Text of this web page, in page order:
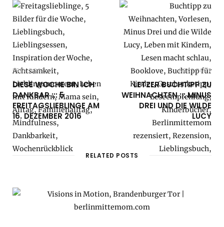
PREV POST
DIESE WOCHE BIN ICH
DANKBAR ::: 5
FREITAGSLIEBLINGE AM
16. DEZEMBER 2016
NEXT POST
LETZER BUCHTIPP ZU
WEIHNACHTEN ::: MINUS
DREI UND DIE WILDE
LUCY
RELATED POSTS